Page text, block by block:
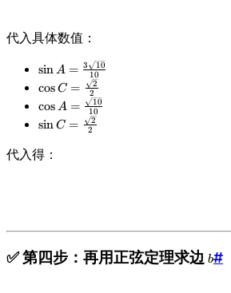
代入具体数值：
\
si
n
A
=
fr
\
s
q
sin A = 10
3 10
\
c
o
s
C
=
\
s
cos C = 2
2
\
o
s
A
{
cos A = 10
10
\
n
a
{
sin C = 2
2
代入得：
✅ 第四步：再用正弦定理求边 b
b#